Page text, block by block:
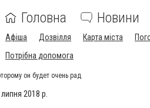
Головна Новини
Афіша Дозвілля Карта міста
Потрібна допомога
он будет очень рад
2018 р.